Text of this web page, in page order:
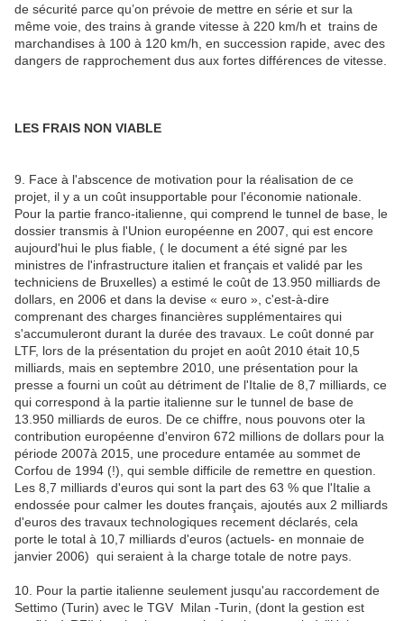
de sécurité parce qu’on prévoie de mettre en série et sur la
même voie, des trains à grande vitesse à 220 km/h et trains de
marchandises à 100 à 120 km/h, en succession rapide, avec des
dangers de rapprochement dus aux fortes différences de vitesse.
LES FRAIS NON VIABLE
9. Face à l'abscence de motivation pour la réalisation de ce
projet, il y a un coût insupportable pour l'économie nationale.
Pour la partie franco-italienne, qui comprend le tunnel de base, le
dossier transmis à l'Union européenne en 2007, qui est encore
aujourd'hui le plus fiable, ( le document a été signé par les
ministres de l'infrastructure italien et français et validé par les
techniciens de Bruxelles) a estimé le coût de 13.950 milliards de
dollars, en 2006 et dans la devise « euro », c'est-à-dire
comprenant des charges financières supplémentaires qui
s'accumuleront durant la durée des travaux. Le coût donné par
LTF, lors de la présentation du projet en août 2010 était 10,5
milliards, mais en septembre 2010, une présentation pour la
presse a fourni un coût au détriment de l'Italie de 8,7 milliards, ce
qui correspond à la partie italienne sur le tunnel de base de
13.950 milliards de euros. De ce chiffre, nous pouvons oter la
contribution européenne d'environ 672 millions de dollars pour la
période 2007à 2015, une procedure entamée au sommet de
Corfou de 1994 (!), qui semble difficile de remettre en question.
Les 8,7 milliards d'euros qui sont la part des 63 % que l'Italie a
endossée pour calmer les doutes français, ajoutés aux 2 milliards
d'euros des travaux technologiques recement déclarés, cela
porte le total à 10,7 milliards d'euros (actuels- en monnaie de
janvier 2006) qui seraient à la charge totale de notre pays.
10. Pour la partie italienne seulement jusqu'au raccordement de
Settimo (Turin) avec le TGV Milan -Turin, (dont la gestion est